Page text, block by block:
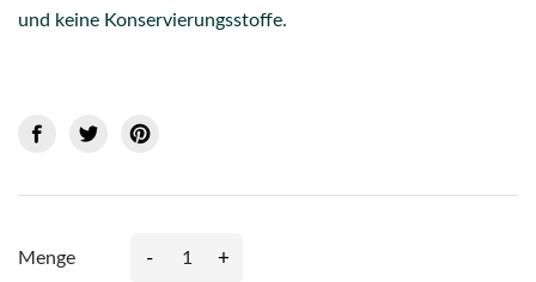
und keine Konservierungsstoffe.
Menge - +